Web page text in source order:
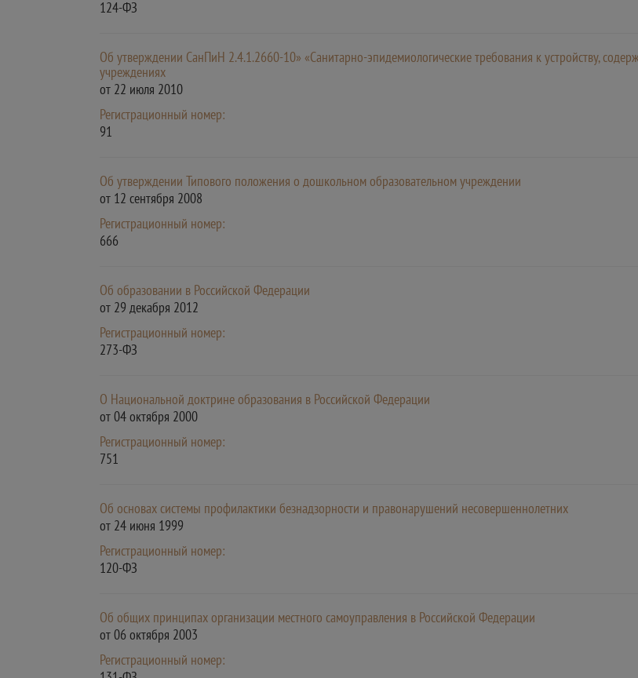
124-ФЗ
Об утверждении СанПиН 2.4.1.2660-10» «Санитарно-эпидемиологические требования к устройству,
учреждениях
от 22 июля 2010
Регистрационный номер:
91
Об утверждении Типового положения о дошкольном образовательном учреждении
от 12 сентября 2008
Регистрационный номер:
666
Об образовании в Российской Федерации
от 29 декабря 2012
Регистрационный номер:
273-ФЗ
О Национальной доктрине образования в Российской Федерации
от 04 октября 2000
Регистрационный номер:
751
Об основах системы профилактики безнадзорности и правонарушений несовершеннолетних
от 24 июня 1999
Регистрационный номер:
120-ФЗ
Об общих принципах организации местного самоуправления в Российской Федерации
от 06 октября 2003
Регистрационный номер: